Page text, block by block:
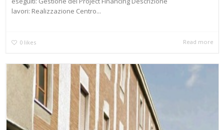
lavori: Realizzazione Centro...
0 likes Read more